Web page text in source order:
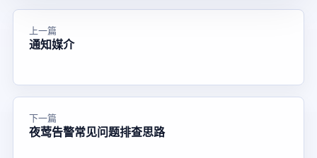
上一篇
通知媒介
下一篇
夜莺告警常见问题排查思路